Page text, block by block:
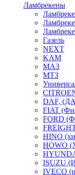
Ламбрекены
Газель
NEXT
KAM
МАЗ
МТЗ
DAF,
FIAT
FORD
HINO
HOWO
ISUZU
IVECO